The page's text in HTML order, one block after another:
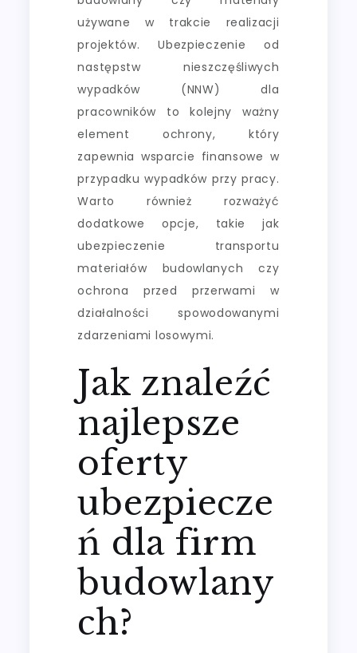
używane w trakcie realizacji
projektów. Ubezpieczenie od
następstw nieszczęśliwych
wypadków (NNW) dla
pracowników to kolejny ważny
element ochrony, który
zapewnia wsparcie finansowe w
przypadku wypadków przy pracy.
Warto również rozważyć
dodatkowe opcje, takie jak
ubezpieczenie transportu
materiałów budowlanych czy
ochrona przed przerwami w
działalności spowodowanymi
zdarzeniami losowymi.
Jak znaleźć
najlepsze
oferty
ubezpiecze
ń dla firm
budowlany
ch?